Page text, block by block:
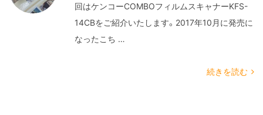
回はケンコーCOMBOフィルムスキャナーKFS-
14CBをご紹介いたします。2017年10月に発売に
なったこち …
続きを読む